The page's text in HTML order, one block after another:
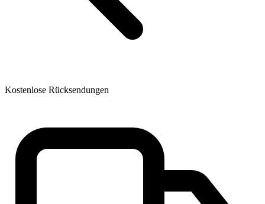
Kostenlose Rücksendungen